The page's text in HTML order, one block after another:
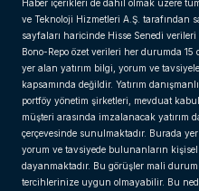
Haber içerikleri de dahil olmak üzere
ve Teknoloji Hizmetleri A.Ş. tarafından
sayfaları haricinde Hisse Senedi
Bono-Repo özet verileri her durumda 15
yer alan yatırım bilgi, yorum ve
kapsamında değildir. Yatırım
portföy yönetim şirketleri, mevduat
müşteri arasında imzalanacak yatırım
çerçevesinde sunulmaktadır. Burada
yorum ve tavsiyede bulunanların
dayanmaktadır. Bu görüşler mali
tercihlerinize uygun olmayabilir. Bu